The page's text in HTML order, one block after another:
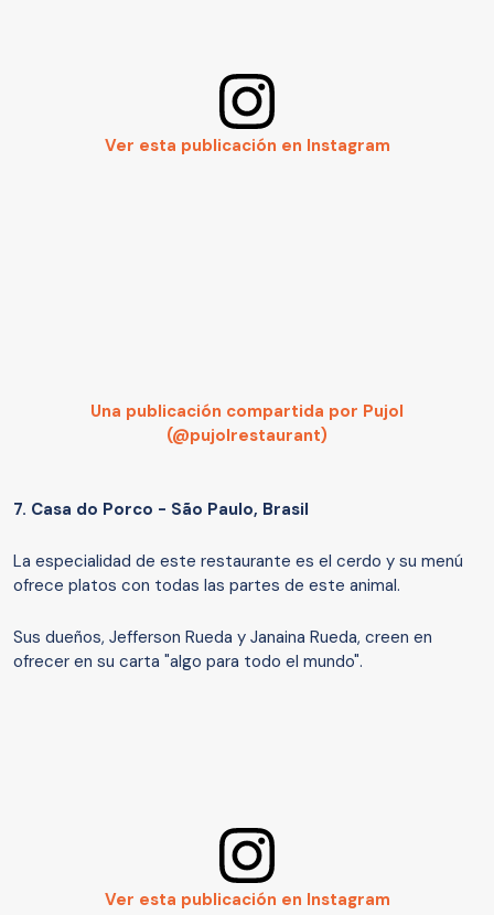
Ver esta publicación en Instagram
Una publicación compartida por Pujol
(@pujolrestaurant)
7. Casa do Porco - São Paulo, Brasil
La especialidad de este restaurante es el cerdo y su menú
ofrece platos con todas las partes de este animal.
Sus dueños, Jefferson Rueda y Janaina Rueda, creen en
ofrecer en su carta "algo para todo el mundo".
Ver esta publicación en Instagram